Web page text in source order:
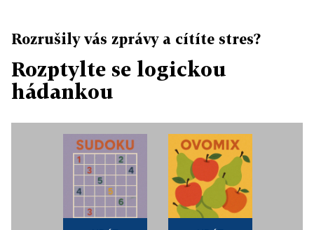
Rozrušily vás zprávy a cítíte stres?
Rozptylte se logickou
hádankou